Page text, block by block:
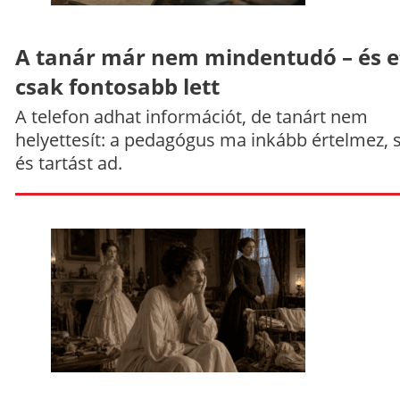
A tanár már nem mindentudó – és
csak fontosabb lett
A telefon adhat információt, de tanárt nem
helyettesít: a pedagógus ma inkább értelmez,
és tartást ad.